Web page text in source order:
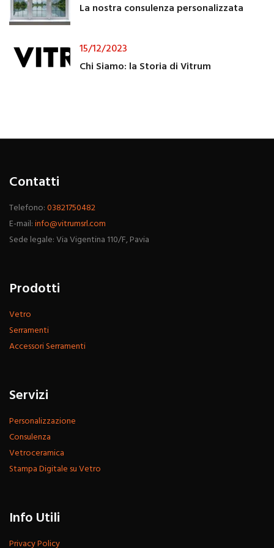
La nostra consulenza personalizzata
15/12/2023
Chi Siamo: la Storia di Vitrum
Contatti
Telefono:03821750482
E-mail:info@vitrumsrl.com
Sede legale: Via Vigentina 110/F, Pavia
Prodotti
Vetro
Serramenti
Accessori Serramenti
Servizi
Personalizzazione
Consulenza
Vetroceramica
Stampa Digitale su Vetro
Info Utili
Privacy Policy